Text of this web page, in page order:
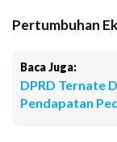
Pertumbuhan
Baca Juga:
DPRD Ternate
Pendapatan